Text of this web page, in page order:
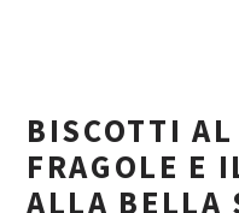
BISCOTTI AL
FRAGOLE E
ALLA BELLA